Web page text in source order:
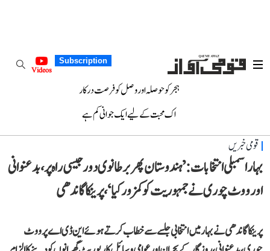
Subscription
Videos
ہجر کو حوصلہ اور وصل کو فرصت درکار
اک محبت کے لیے ایک جوانی کم ہے
قومی خبریں
بہار اسمبلی انتخابات: ’ہندوستان پھر برطانوی دور جیسی راہ پر، بدعنوانی
اور ووٹ چوری نے جمہوریت کو کمزور کیا‘، پرینکا گاندھی
پرینکا گاندھی نے بہار میں انتخابی جلسے سے خطاب کرتے ہوئے این ڈی اے پر ووٹ